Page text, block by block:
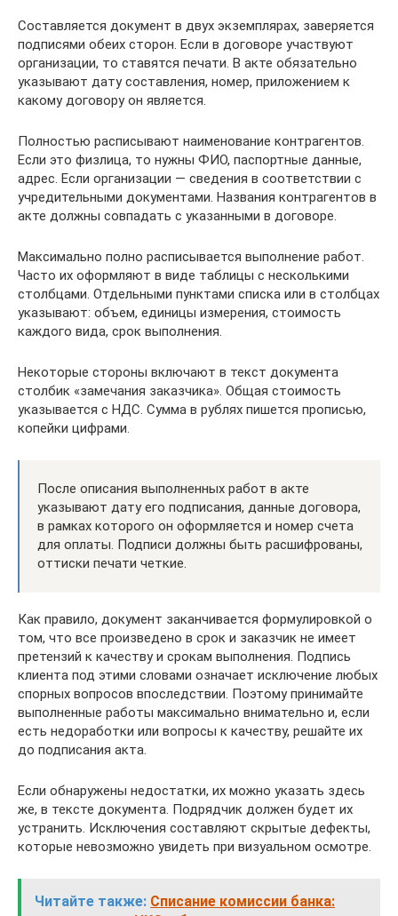
Составляется документ в двух экземплярах, заверяется
подписями обеих сторон. Если в договоре участвуют
организации, то ставятся печати. В акте обязательно
указывают дату составления, номер, приложением к
какому договору он является.
Полностью расписывают наименование контрагентов.
Если это физлица, то нужны ФИО, паспортные данные,
адрес. Если организации — сведения в соответствии с
учредительными документами. Названия контрагентов в
акте должны совпадать с указанными в договоре.
Максимально полно расписывается выполнение работ.
Часто их оформляют в виде таблицы с несколькими
столбцами. Отдельными пунктами списка или в столбцах
указывают: объем, единицы измерения, стоимость
каждого вида, срок выполнения.
Некоторые стороны включают в текст документа
столбик «замечания заказчика». Общая стоимость
указывается с НДС. Сумма в рублях пишется прописью,
копейки цифрами.
После описания выполненных работ в акте
указывают дату его подписания, данные договора,
в рамках которого он оформляется и номер счета
для оплаты. Подписи должны быть расшифрованы,
оттиски печати четкие.
Как правило, документ заканчивается формулировкой о
том, что все произведено в срок и заказчик не имеет
претензий к качеству и срокам выполнения. Подпись
клиента под этими словами означает исключение любых
спорных вопросов впоследствии. Поэтому принимайте
выполненные работы максимально внимательно и, если
есть недоработки или вопросы к качеству, решайте их
до подписания акта.
Если обнаружены недостатки, их можно указать здесь
же, в тексте документа. Подрядчик должен будет их
устранить. Исключения составляют скрытые дефекты,
которые невозможно увидеть при визуальном осмотре.
Читайте также: Списание комиссии банка: